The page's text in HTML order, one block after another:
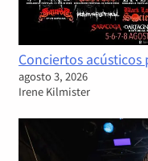
Conciertos acústicos
agosto 3, 2026
Irene Kilmister